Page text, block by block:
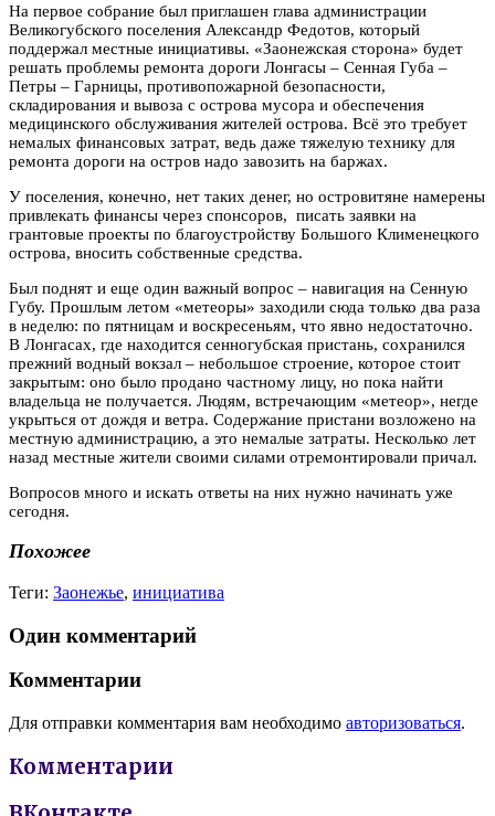
На первое собрание был приглашен глава администрации
Великогубского поселения Александр Федотов, который
поддержал местные инициативы. «Заонежская сторона» будет
решать проблемы ремонта дороги Лонгасы – Сенная Губа –
Петры – Гарницы, противопожарной безопасности,
складирования и вывоза с острова мусора и обеспечения
медицинского обслуживания жителей острова. Всё это требует
немалых финансовых затрат, ведь даже тяжелую технику для
ремонта дороги на остров надо завозить на баржах.
У поселения, конечно, нет таких денег, но островитяне намерены
привлекать финансы через спонсоров, писать заявки на
грантовые проекты по благоустройству Большого Клименецкого
острова, вносить собственные средства.
Был поднят и еще один важный вопрос – навигация на Сенную
Губу. Прошлым летом «метеоры» заходили сюда только два раза
в неделю: по пятницам и воскресеньям, что явно недостаточно.
В Лонгасах, где находится сенногубская пристань, сохранился
прежний водный вокзал – небольшое строение, которое стоит
закрытым: оно было продано частному лицу, но пока найти
владельца не получается. Людям, встречающим «метеор», негде
укрыться от дождя и ветра. Содержание пристани возложено на
местную администрацию, а это немалые затраты. Несколько лет
назад местные жители своими силами отремонтировали причал.
Вопросов много и искать ответы на них нужно начинать уже
сегодня.
Похожее
Теги: Заонежье, инициатива
Один комментарий
Комментарии
Для отправки комментария вам необходимо авторизоваться.
Комментарии